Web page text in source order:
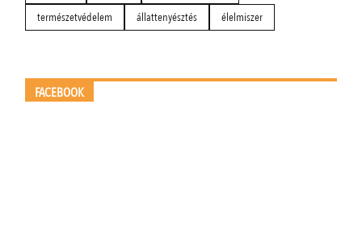
természetvédelem
állattenyésztés élelmiszer
FACEBOOK